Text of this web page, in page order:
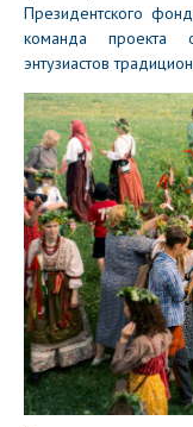
Президентского
команда проекта
энтузиастов